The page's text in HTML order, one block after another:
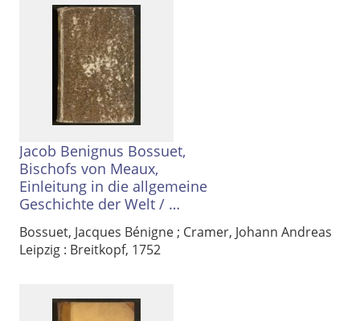
Volltext und Inhaltsverzeichnis
Ausgabe-Optionen
aus
Jacob Benignus Bossuet,
Bischofs von Meaux,
Einleitung in die allgemeine
Geschichte der Welt /
Jacob Benignus
Bossuet, Bischofs von Meaux,
Einleitung in die Geschichte
Bossuet, Jacques Bénigne ; Cramer, Johann Andreas
Leipzig : Breitkopf, 1752